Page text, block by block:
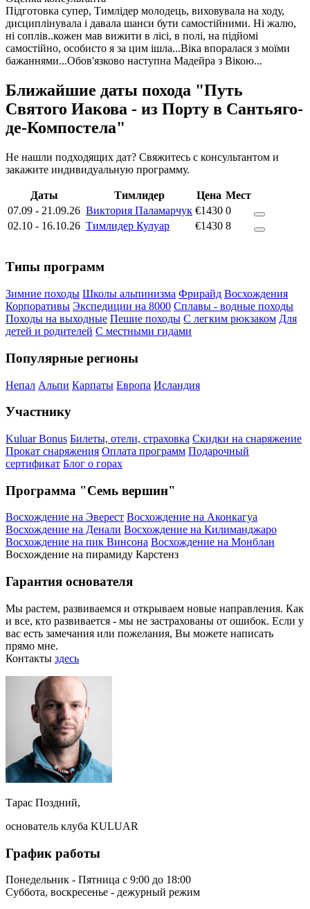
Підготовка супер, Тимлідер молодець, виховувала на ходу,
дисциплінувала і давала шанси бути самостійними. Ні жалю,
ні соплів..кожен мав вижити в лісі, в полі, на підйомі
самостійно, особисто я за цим ішла...Віка впоралася з моїми
бажаннями...Обов'язково наступна Мадейра з Вікою...
Ближайшие даты похода "Путь
Святого Иакова - из Порту в Сантьяго-
де-Компостела"
Не нашли подходящих дат? Свяжитесь с консультантом и
закажите индивидуальную программу.
Даты Тимлидер Цена Мест
07.09 - 21.09.26 Виктория Паламарчук €1430 0
02.10 - 16.10.26 Тимлидер Кулуар €1430 8
Типы программ
Зимние походы Школы альпинизма Фрирайд Восхождения
Корпоративы Экспедиции на 8000 Сплавы - водные походы
Походы на выходные Пешие походы С легким рюкзаком Для
детей и родителей С местными гидами
Популярные регионы
Непал Альпи Карпаты Европа Исландия
Участнику
Kuluar Bonus Билеты, отели, страховка Скидки на снаряжение
Прокат снаряжения Оплата программ Подарочный
сертификат Блог о горах
Программа "Семь вершин"
Восхождение на Эверест Восхождение на Аконкагуа
Восхождение на Денали Восхождение на Килиманджаро
Восхождение на пик Винсона Восхождение на Монблан
Восхождение на пирамиду Карстенз
Гарантия основателя
Мы растем, развиваемся и открываем новые направления. Как
и все, кто развивается - мы не застрахованы от ошибок. Если у
вас есть замечания или пожелания, Вы можете написать
прямо мне.
Контакты здесь
Тарас Поздний,
основатель клуба KULUAR
График работы
Понедельник - Пятница с 9:00 до 18:00
Суббота, воскресенье - дежурный режим